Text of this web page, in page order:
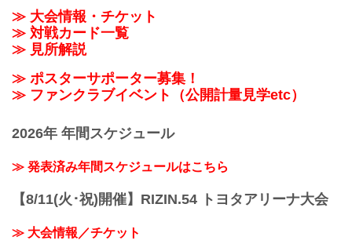
≫ 大会情報・チケット
≫ 対戦カード一覧
≫ 見所解説
≫ ポスターサポーター募集！
≫ ファンクラブイベント（公開計量見学etc）
2026年 年間スケジュール
≫ 発表済み年間スケジュールはこちら
【8/11(火･祝)開催】RIZIN.54 トヨタアリーナ大会
≫ 大会情報／チケット